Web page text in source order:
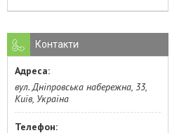
Контакти
вул. Дніпровська набережна, 33,
Київ, Україна